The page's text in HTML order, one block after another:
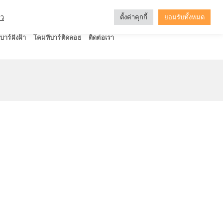
าร์ฝังฝ้า โคมทีบาร์ติดลอย ติดต่อเรา
ตั้งค่าคุกกี้ ยอมรับทั้งหมด